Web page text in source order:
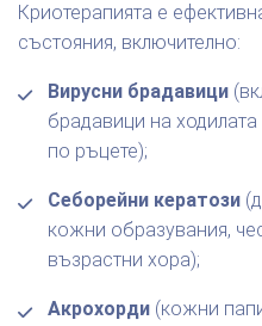
Криотерапията е
състояния, включително:
Вирусни брадавици
брадавици на
по ръцете);
Себорейни кератози
кожни образувания,
възрастни хора);
Акрохорди (кожни